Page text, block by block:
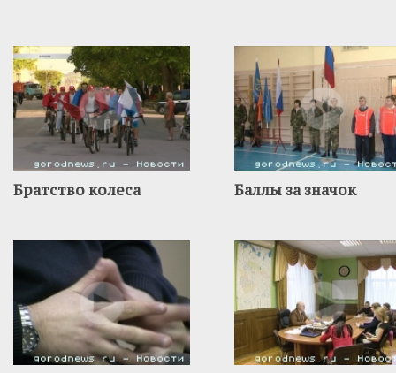
Братство колеса Баллы за значок